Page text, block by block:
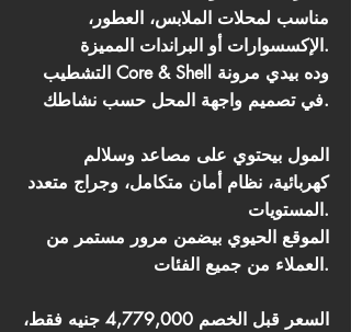
مناسب لمحلات الملابس، العطور،
الإكسسوارات أو البراندات المميزة.
التشطيب Core & Shell وده بيدي مرونة
في تصميم واجهة المحل حسب نشاطك.
المول بيحتوي على مصاعد وسلالم
كهربائية، نظام أمان متكامل، وجراج متعدد
المستويات.
الموقع الحيوي بيضمن مرور مستمر من
العملاء من جميع الفئات.
السعر قبل الخصم 4,779,000 جنيه فقط،